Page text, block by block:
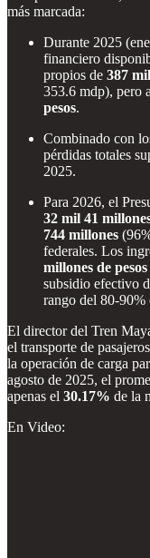
más marcada:
Durante 2025
financiero
propios de 387
353.6 mdp), pero
pesos.
Combinado con
pérdidas totales
2025.
Para 2026, el
32 mil 41
744 millones
federales. Los
millones de pesos
subsidio efectivo
rango del 80-90%
El director del Tren
el transporte de
la operación de carga
agosto de 2025, el
apenas el 30.17% de la
En Video: